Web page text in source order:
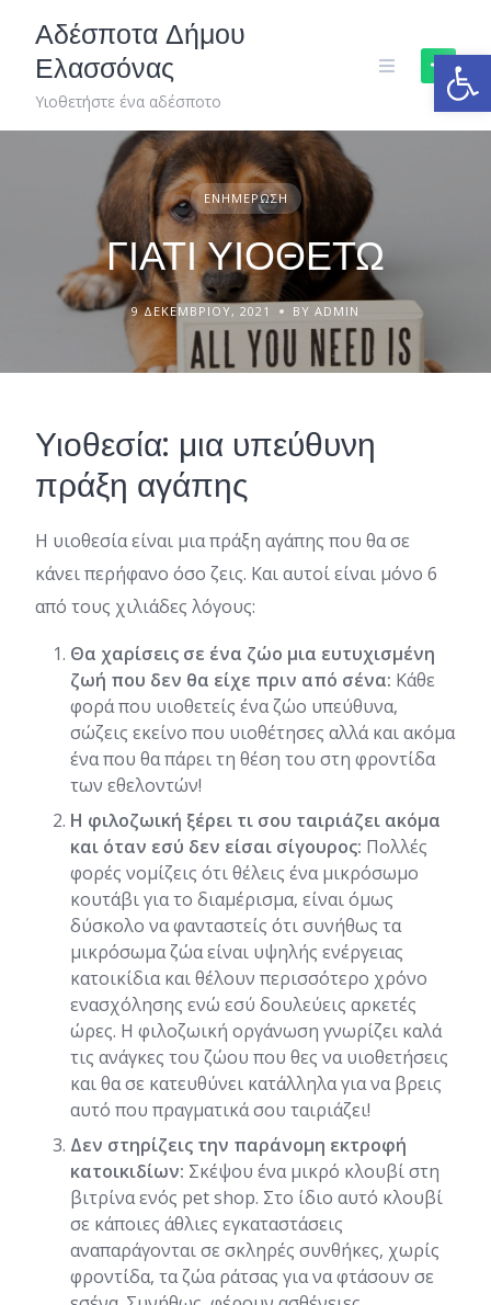
content
Αδέσποτα Δήμου
Ελασσόνας
Υιοθετήστε ένα αδέσποτο
ΕΝΗΜΈΡΩΣΗ
ΓΙΑΤΙ ΥΙΟΘΕΤΩ
9 ΔΕΚΕΜΒΡΊΟΥ, 2021 BY ADMIN
Υιοθεσία: μια υπεύθυνη
πράξη αγάπης
Η υιοθεσία είναι μια πράξη αγάπης που θα σε
κάνει περήφανο όσο ζεις. Και αυτοί είναι μόνο 6
από τους χιλιάδες λόγους:
Θα χαρίσεις σε ένα ζώο μια ευτυχισμένη
ζωή που δεν θα είχε πριν από σένα: Κάθε
φορά που υιοθετείς ένα ζώο υπεύθυνα,
σώζεις εκείνο που υιοθέτησες αλλά και ακόμα
ένα που θα πάρει τη θέση του στη φροντίδα
των εθελοντών!
Η φιλοζωική ξέρει τι σου ταιριάζει ακόμα
και όταν εσύ δεν είσαι σίγουρος: Πολλές
φορές νομίζεις ότι θέλεις ένα μικρόσωμο
κουτάβι για το διαμέρισμα, είναι όμως
δύσκολο να φανταστείς ότι συνήθως τα
μικρόσωμα ζώα είναι υψηλής ενέργειας
κατοικίδια και θέλουν περισσότερο χρόνο
ενασχόλησης ενώ εσύ δουλεύεις αρκετές
ώρες. Η φιλοζωική οργάνωση γνωρίζει καλά
τις ανάγκες του ζώου που θες να υιοθετήσεις
και θα σε κατευθύνει κατάλληλα για να βρεις
αυτό που πραγματικά σου ταιριάζει!
Δεν στηρίζεις την παράνομη εκτροφή
κατοικιδίων: Σκέψου ένα μικρό κλουβί στη
βιτρίνα ενός pet shop. Στο ίδιο αυτό κλουβί
σε κάποιες άθλιες εγκαταστάσεις
αναπαράγονται σε σκληρές συνθήκες, χωρίς
φροντίδα, τα ζώα ράτσας για να φτάσουν σε